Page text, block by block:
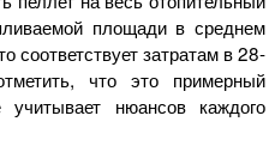
площади в среднем
соответствует затратам в 28-
что это примерный
нюансов каждого